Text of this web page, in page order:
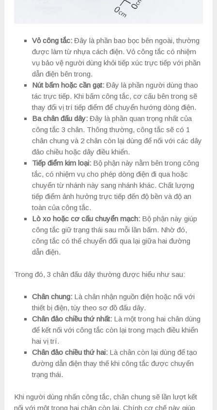
Vỏ công tắc: Đây là phần bao bọc bên ngoài, thường
được làm từ nhựa cách điện. Vỏ công tắc có nhiệm
vụ bảo vệ người dùng khỏi tiếp xúc trực tiếp với phần
dẫn điện bên trong.
Nút bấm hoặc cần gạt: Đây là phần người dùng thao
tác trực tiếp. Khi bấm công tắc, cơ cấu bên trong sẽ
thay đổi vị trí tiếp điểm để chuyển hướng dòng điện.
Ba chân đấu dây: Đây là phần quan trọng nhất của
công tắc 3 chân. Thông thường, công tắc sẽ có 1
chân chung và 2 chân còn lại dùng để nối với các dây
đảo chiều hoặc dây điều khiển.
Tiếp điểm kim loại: Bộ phận này nằm bên trong công
tắc, có nhiệm vụ cho phép dòng điện đi qua hoặc
chuyển từ nhánh này sang nhánh khác. Chất lượng
tiếp điểm ảnh hưởng trực tiếp đến độ bền và độ an
toàn của công tắc.
Lò xo hoặc cơ cấu chuyển mạch: Bộ phận này giúp
công tắc giữ trạng thái sau mỗi lần bấm. Nhờ đó,
công tắc có thể chuyển đổi qua lại giữa hai đường
dẫn điện.
Trong đó, 3 chân đấu dây thường được hiểu như sau:
Chân chung: Là chân nhận nguồn điện hoặc nối với
thiết bị điện, tùy theo sơ đồ đấu dây.
Chân đảo chiều thứ nhất: Là một trong hai chân dùng
để kết nối với công tắc còn lại trong mạch điều khiển
hai vị trí.
Chân đảo chiều thứ hai: Là chân còn lại dùng để tạo
đường dẫn điện thay thế khi công tắc được chuyển
trạng thái.
Khi người dùng nhấn công tắc, chân chung sẽ lần lượt kết
nối với một trong hai chân còn lại. Chính cơ chế này giúp